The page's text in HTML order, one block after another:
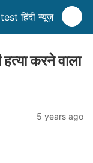
हिंदी न्यूज़
करने वाला
5 years ago